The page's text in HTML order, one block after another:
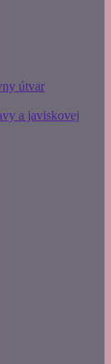
útvar
a javiskovej